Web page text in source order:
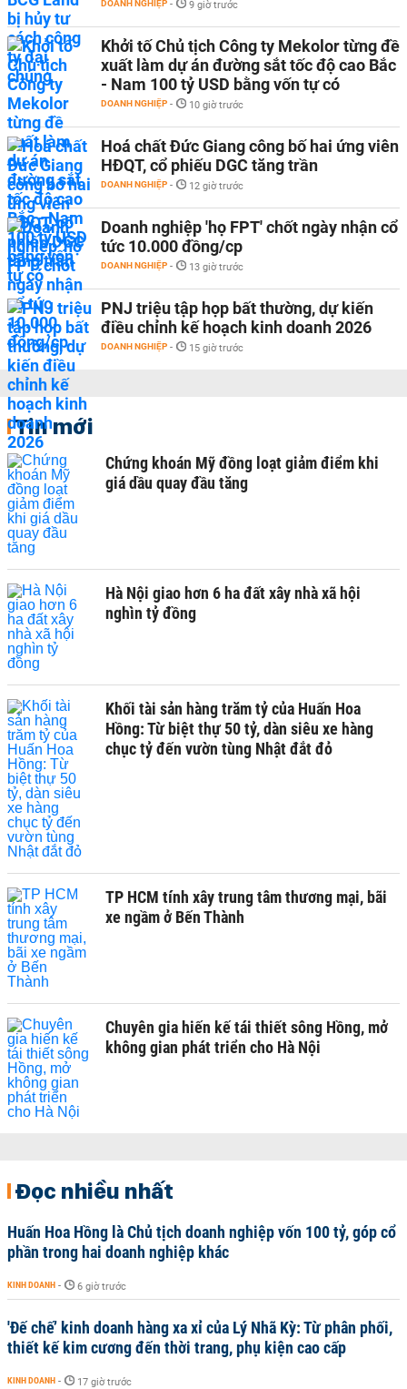
DOANH NGHIỆP - 9 giờ trước
Khởi tố Chủ tịch Công ty Mekolor từng đề
xuất làm dự án đường sắt tốc độ cao Bắc
- Nam 100 tỷ USD bằng vốn tự có
DOANH NGHIỆP - 10 giờ trước
Hoá chất Đức Giang công bố hai ứng viên
HĐQT, cổ phiếu DGC tăng trần
DOANH NGHIỆP - 12 giờ trước
Doanh nghiệp 'họ FPT' chốt ngày nhận cổ
tức 10.000 đồng/cp
DOANH NGHIỆP - 13 giờ trước
PNJ triệu tập họp bất thường, dự kiến
điều chỉnh kế hoạch kinh doanh 2026
DOANH NGHIỆP - 15 giờ trước
Tin mới
Chứng khoán Mỹ đồng loạt giảm điểm khi
giá dầu quay đầu tăng
Hà Nội giao hơn 6 ha đất xây nhà xã hội
nghìn tỷ đồng
Khối tài sản hàng trăm tỷ của Huấn Hoa
Hồng: Từ biệt thự 50 tỷ, dàn siêu xe hàng
chục tỷ đến vườn tùng Nhật đắt đỏ
TP HCM tính xây trung tâm thương mại, bãi
xe ngầm ở Bến Thành
Chuyên gia hiến kế tái thiết sông Hồng, mở
không gian phát triển cho Hà Nội
Đọc nhiều nhất
Huấn Hoa Hồng là Chủ tịch doanh nghiệp vốn 100 tỷ, góp cổ
phần trong hai doanh nghiệp khác
KINH DOANH - 6 giờ trước
'Đế chế’ kinh doanh hàng xa xỉ của Lý Nhã Kỳ: Từ phân phối,
thiết kế kim cương đến thời trang, phụ kiện cao cấp
KINH DOANH - 17 giờ trước